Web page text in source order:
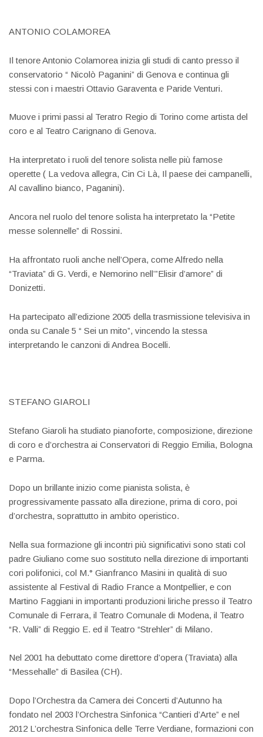
ANTONIO COLAMOREA
Il tenore Antonio Colamorea inizia gli studi di canto presso il
conservatorio “ Nicolò Paganini” di Genova e continua gli
stessi con i maestri Ottavio Garaventa e Paride Venturi.
Muove i primi passi al Teratro Regio di Torino come artista del
coro e al Teatro Carignano di Genova.
Ha interpretato i ruoli del tenore solista nelle più famose
operette ( La vedova allegra, Cin Ci Là, Il paese dei campanelli,
Al cavallino bianco, Paganini).
Ancora nel ruolo del tenore solista ha interpretato la “Petite
messe solennelle” di Rossini.
Ha affrontato ruoli anche nell’Opera, come Alfredo nella
“Traviata” di G. Verdi, e Nemorino nell’”Elisir d’amore” di
Donizetti.
Ha partecipato all’edizione 2005 della trasmissione televisiva in
onda su Canale 5 “ Sei un mito”, vincendo la stessa
interpretando le canzoni di Andrea Bocelli.
STEFANO GIAROLI
Stefano Giaroli ha studiato pianoforte, composizione, direzione
di coro e d’orchestra ai Conservatori di Reggio Emilia, Bologna
e Parma.
Dopo un brillante inizio come pianista solista, è
progressivamente passato alla direzione, prima di coro, poi
d’orchestra, soprattutto in ambito operistico.
Nella sua formazione gli incontri più significativi sono stati col
padre Giuliano come suo sostituto nella direzione di importanti
cori polifonici, col M.° Gianfranco Masini in qualità di suo
assistente al Festival di Radio France a Montpellier, e con
Martino Faggiani in importanti produzioni liriche presso il Teatro
Comunale di Ferrara, il Teatro Comunale di Modena, il Teatro
“R. Valli” di Reggio E. ed il Teatro “Strehler” di Milano.
Nel 2001 ha debuttato come direttore d’opera (Traviata) alla
“Messehalle” di Basilea (CH).
Dopo l’Orchestra da Camera dei Concerti d’Autunno ha
fondato nel 2003 l’Orchestra Sinfonica “Cantieri d’Arte” e nel
2012 L’orchestra Sinfonica delle Terre Verdiane, formazioni con